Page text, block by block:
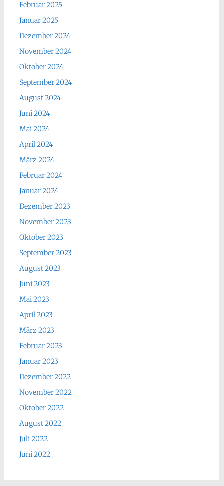
Februar 2025
Januar 2025
Dezember 2024
November 2024
Oktober 2024
September 2024
August 2024
Juni 2024
Mai 2024
April 2024
März 2024
Februar 2024
Januar 2024
Dezember 2023
November 2023
Oktober 2023
September 2023
August 2023
Juni 2023
Mai 2023
April 2023
März 2023
Februar 2023
Januar 2023
Dezember 2022
November 2022
Oktober 2022
August 2022
Juli 2022
Juni 2022